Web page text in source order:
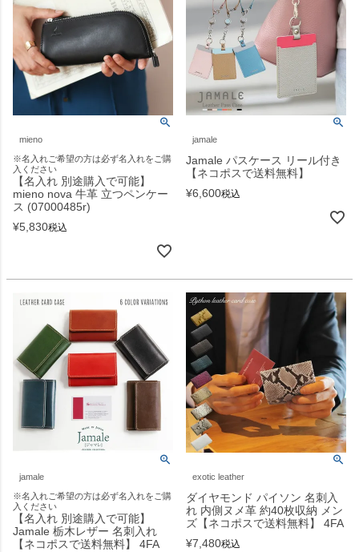
mieno
※名入れご希望の方は必ず名入れをご購
入ください
【名入れ 別途購入で可能】
mieno nova 牛革 立つペンケー
ス (07000485r)
¥5,830税込
jamale
Jamale パスケース リール付き
【ネコポスで送料無料】
¥6,600税込
jamale
※名入れご希望の方は必ず名入れをご購
入ください
【名入れ 別途購入で可能】
Jamale 栃木レザー 名刺入れ
【ネコポスで送料無料】 4FA
exotic leather
ダイヤモンド パイソン 名刺入
れ 内側ヌメ革 約40枚収納 メン
ズ【ネコポスで送料無料】 4FA
¥7,480税込